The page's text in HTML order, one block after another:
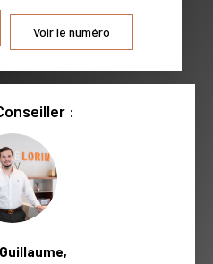
ECOLES ET CRÈCHES
COMMERCES
Voir le numéro
:
,